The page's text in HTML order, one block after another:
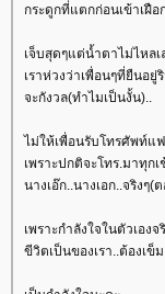
กระดูกที่แตกก่อนเข้าเฝื
เจ็บสุดๆแต่น้ำตาไม่ไหล
เราห่วงว่าเพื่อนๆที่ยืนอยู่
จะกังวล(ทำไมเป็นงั้น)..
ไม่ให้เพื่อนรับโทรศัพท์แ
เพราะปกติจะโทร.มาทุกเ
นางเอ๊ก..นางเอก..จริงๆ(
เพราะกำลังใจในตัวเอง
ขีวิตเป็นของเรา..ต้องเข็